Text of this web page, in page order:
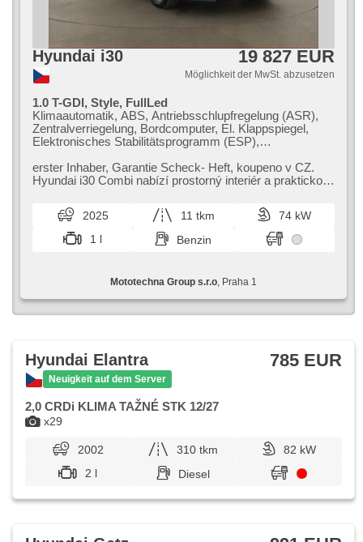
Hyundai i30 19 827 EUR
Möglichkeit der MwSt. abzusetzen
1.0 T-GDI, Style, FullLed
Klimaautomatik, ABS, Antriebsschlupfregelung (ASR),
Zentralverriegelung, Bordcomputer, El. Klappspiegel,
Elektronisches Stabilitätsprogramm (ESP),
Scheibenwischersensor, starten per Taste,
Reifendrucksensor, USB, 6x Airbag, Alarmanlage,
El. Seitenscheiben, Dachträger, Autoradio,
Automatikgetriebe
erster Inhaber,​ Garantie Scheck​- Heft,​ koupeno v CZ.
Hyundai i30 Combi nabízí prostorný interiér a praktickou
2025 11 tkm
74 kW
1 l
Benzin
Mototechna Group s.r.o , Praha 1
x29
Hyundai Elantra
Neuigkeit auf dem Server
785 EUR
2,0 CRDi KLIMA TAŽNÉ STK 12/27
2002 310 tkm
82 kW
2 l
Diesel